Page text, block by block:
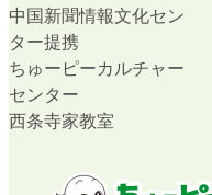
中国新聞情報文化セン
ター提携
ちゅーピーカルチャー
センター
西条寺家教室